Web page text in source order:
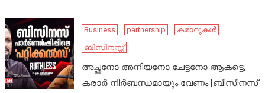
Business partnership
കരാറുകൾ
ബിസിനസ്സ്
അച്ഛനോ അനിയനോ ചേട്ടനോ ആകട്ടെ,
കരാർ നിർബന്ധമായും വേണം |ബിസിനസ്